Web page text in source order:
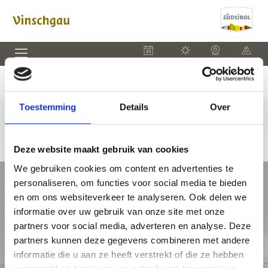
Toestemming Details Over
Deze website maakt gebruik van cookies
We gebruiken cookies om content en advertenties te
personaliseren, om functies voor social media te bieden
en om ons websiteverkeer te analyseren. Ook delen we
informatie over uw gebruik van onze site met onze
partners voor social media, adverteren en analyse. Deze
partners kunnen deze gegevens combineren met andere
informatie die u aan ze heeft verstrekt of die ze hebben
EVENEMENTEN WEER WEBCAM KAART
VAKANTIE IN VINSCHGAU
PAKKETTEN
ACCOMMODATIES